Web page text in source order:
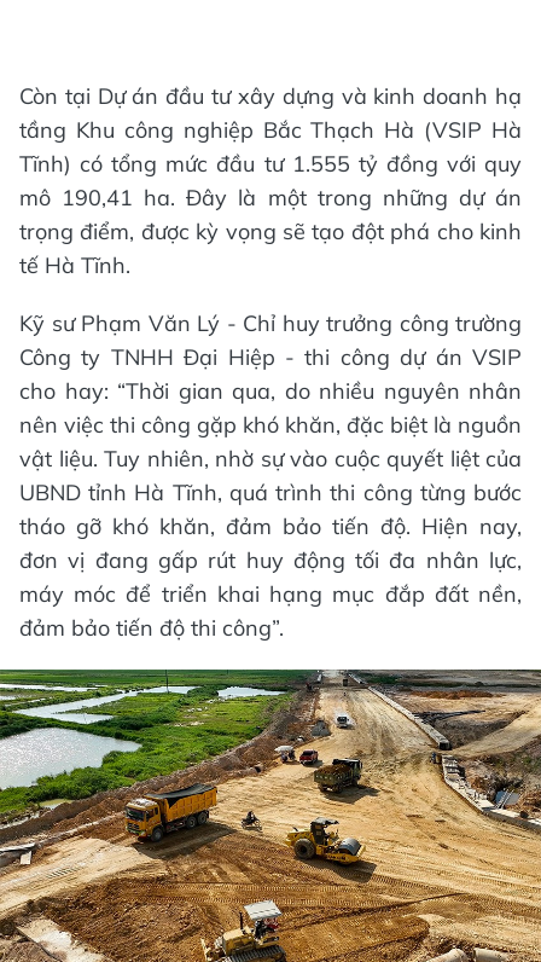
Còn tại Dự án đầu tư xây dựng và kinh doanh hạ
tầng Khu công nghiệp Bắc Thạch Hà (VSIP Hà
Tĩnh) có tổng mức đầu tư 1.555 tỷ đồng với quy
mô 190,41 ha. Đây là một trong những dự án
trọng điểm, được kỳ vọng sẽ tạo đột phá cho kinh
tế Hà Tĩnh.
Kỹ sư Phạm Văn Lý - Chỉ huy trưởng công trường
Công ty TNHH Đại Hiệp - thi công dự án VSIP
cho hay: “Thời gian qua, do nhiều nguyên nhân
nên việc thi công gặp khó khăn, đặc biệt là nguồn
vật liệu. Tuy nhiên, nhờ sự vào cuộc quyết liệt của
UBND tỉnh Hà Tĩnh, quá trình thi công từng bước
tháo gỡ khó khăn, đảm bảo tiến độ. Hiện nay,
đơn vị đang gấp rút huy động tối đa nhân lực,
máy móc để triển khai hạng mục đắp đất nền,
đảm bảo tiến độ thi công”.